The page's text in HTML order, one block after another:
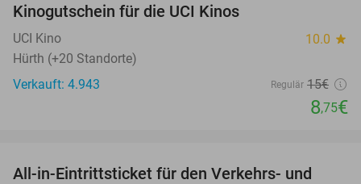
Kinogutschein für die UCI Kinos
UCI Kino 10.0 star
Hürth (+20 Standorte)
Verkauft: 4.943
Regulär 15€
8,75€
All-in-Eintrittsticket für den Verkehrs- und